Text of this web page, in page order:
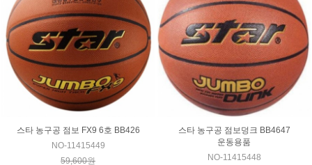
스타 농구공 점보 FX9 6호 BB426
NO-11415449
59,600원
스타 농구공 점보덩크 BB4647
운동용품
NO-11415448